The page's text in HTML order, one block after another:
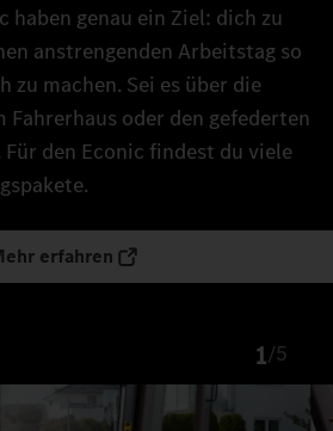
haben genau ein Ziel: dich zu
anstrengenden Arbeitstag so
zu machen. Sei es über die
Fahrerhaus oder den gefederten
den Econic findest du viele
erfahren
1/5